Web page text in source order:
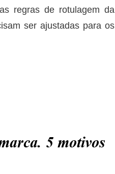
regras de rotulagem da
ser ajustadas para os
5 motivos